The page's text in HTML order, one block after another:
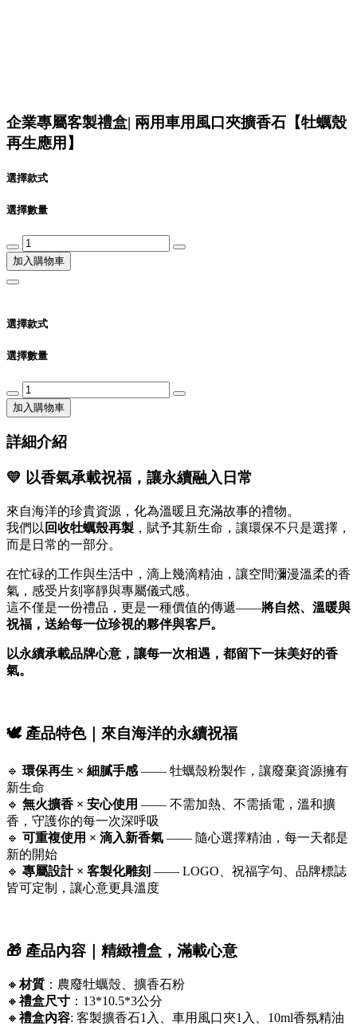
企業專屬客製禮盒| 兩用車用風口夾擴香石【牡蠣殼
再生應用】
選擇款式
選擇數量
加入購物車
選擇款式
選擇數量
加入購物車
詳細介紹
💛 以香氣承載祝福，讓永續融入日常
來自海洋的珍貴資源，化為溫暖且充滿故事的禮物。
我們以 回收牡蠣殼再製 ，賦予其新生命，讓環保不只是選擇，
而是日常的一部分。
在忙碌的工作與生活中，滴上幾滴精油，讓空間瀰漫溫柔的香
氣，感受片刻寧靜與專屬儀式感。
這不僅是一份禮品，更是一種價值的傳遞——將自然、溫暖與
祝福，送給每一位珍視的夥伴與客戶。
以永續承載品牌心意，讓每一次相遇，都留下一抹美好的香
氣。
🕊️ 產品特色｜來自海洋的永續祝福
🔹 環保再生 × 細膩手感 —— 牡蠣殼粉製作，讓廢棄資源擁有
新生命
🔹 無火擴香 × 安心使用 —— 不需加熱、不需插電，溫和擴
香，守護你的每一次深呼吸
🔹 可重複使用 × 滴入新香氣 —— 隨心選擇精油，每一天都是
新的開始
🔹 專屬設計 × 客製化雕刻 —— LOGO、祝福字句、品牌標誌
皆可定制，讓心意更具溫度
🎁 產品內容｜精緻禮盒，滿載心意
🔸材質 ：農廢牡蠣殼、擴香石粉
🔸 禮盒尺寸 ：13*10.5*3公分
🔸 禮盒內容: 客製擴香石1入、車用風口夾1入、10ml香氛精油